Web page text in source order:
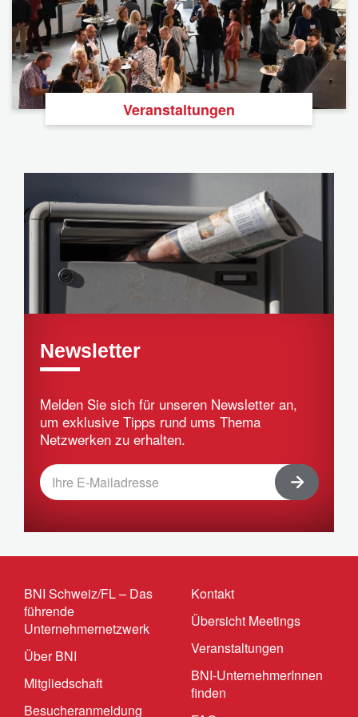
Veranstaltungen
Newsletter
Melden Sie sich für unseren Newsletter an,
um exklusive Tipps rund ums Thema
Netzwerken zu erhalten.
BNI Schweiz/FL – Das
führende
Unternehmernetzwerk
Über BNI
Mitgliedschaft
Besucheranmeldung
Kontakt
Übersicht Meetings
Veranstaltungen
BNI-UnternehmerInnen
finden